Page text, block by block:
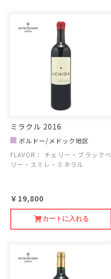
ミラクル 2016
ボルドー/メドック地区
FLAVOR：
チェリー・ブラックベ
リー・スミレ・ミネラル
￥19,800
カートに入れる